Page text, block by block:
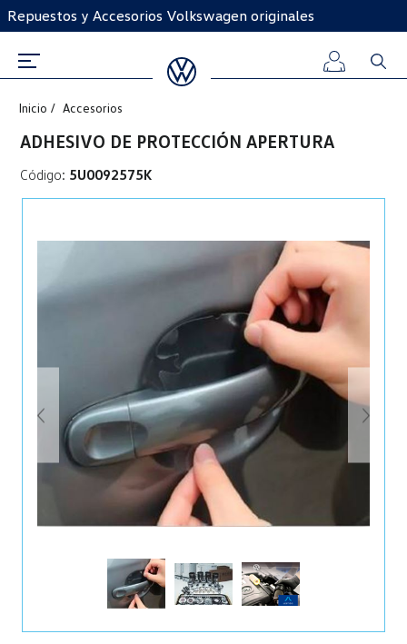
Repuestos y Accesorios Volkswagen originales
Inicio Accesorios
ADHESIVO DE PROTECCIÓN APERTURA
Código: 5U0092575K